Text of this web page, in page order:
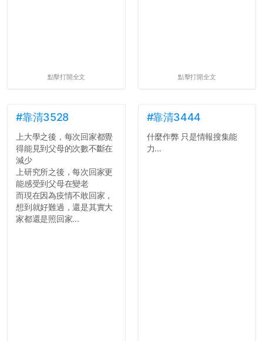
點擊打開全文 點擊打開全文
#靠清3528
上大學之後，每次回家都覺
得能見到父母的次數不斷在
減少
上研究所之後，每次回家更
能感受到父母在變老
而現在因為疫情不敢回家，
想到就好難過，還是其實大
家都還是照回家...
#靠清3444
什麼作弊 只是情報搜集能
力...